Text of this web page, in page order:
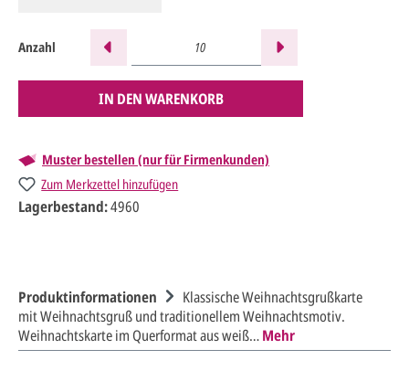
Anzahl
IN DEN WARENKORB
Muster bestellen (nur für Firmenkunden)
Zum Merkzettel hinzufügen
Lagerbestand:4960
Produktinformationen
Klassische Weihnachtsgrußkarte
mit Weihnachtsgruß und traditionellem Weihnachtsmotiv.
Weihnachtskarte im Querformat aus weiß…Mehr